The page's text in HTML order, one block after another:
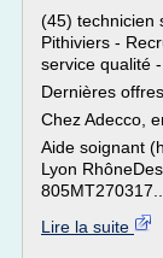
(45) technicien
Pithiviers -
service qualité
Dernières
Chez Adecco,
Aide soignant
Lyon
805MT270317...
Lire la suite